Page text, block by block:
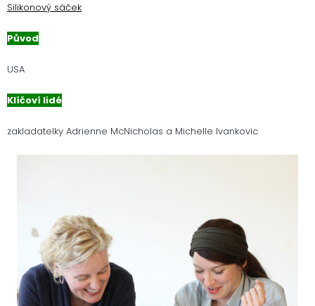
Silikonový sáček
Původ
USA
Klíčoví lidé
zakladatelky Adrienne McNicholas a Michelle Ivankovic